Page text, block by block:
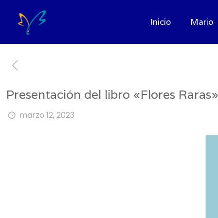
Inicio Mario
Presentación del libro «Flores
marzo 12, 2023